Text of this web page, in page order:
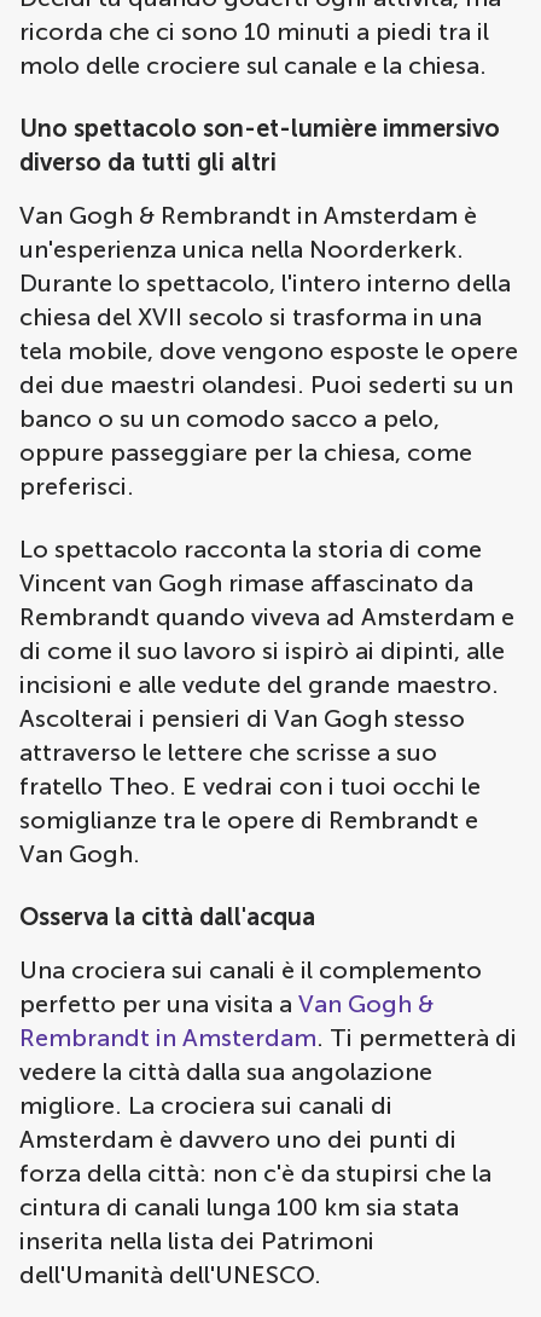
ricorda che ci sono 10 minuti a piedi tra il
molo delle crociere sul canale e la chiesa.
Uno spettacolo son-et-lumière immersivo
diverso da tutti gli altri
Van Gogh & Rembrandt in Amsterdam è
un'esperienza unica nella Noorderkerk.
Durante lo spettacolo, l'intero interno della
chiesa del XVII secolo si trasforma in una
tela mobile, dove vengono esposte le opere
dei due maestri olandesi. Puoi sederti su un
banco o su un comodo sacco a pelo,
oppure passeggiare per la chiesa, come
preferisci.
Lo spettacolo racconta la storia di come
Vincent van Gogh rimase affascinato da
Rembrandt quando viveva ad Amsterdam e
di come il suo lavoro si ispirò ai dipinti, alle
incisioni e alle vedute del grande maestro.
Ascolterai i pensieri di Van Gogh stesso
attraverso le lettere che scrisse a suo
fratello Theo. E vedrai con i tuoi occhi le
somiglianze tra le opere di Rembrandt e
Van Gogh.
Osserva la città dall'acqua
Una crociera sui canali è il complemento
perfetto per una visita a Van Gogh &
Rembrandt in Amsterdam. Ti permetterà di
vedere la città dalla sua angolazione
migliore. La crociera sui canali di
Amsterdam è davvero uno dei punti di
forza della città: non c'è da stupirsi che la
cintura di canali lunga 100 km sia stata
inserita nella lista dei Patrimoni
dell'Umanità dell'UNESCO.